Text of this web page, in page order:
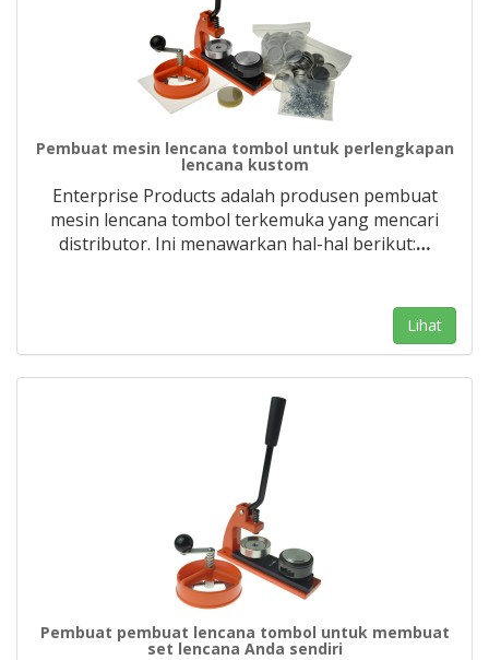
Pembuat mesin lencana tombol untuk perlengkapan
lencana kustom
Enterprise Products adalah produsen pembuat
mesin lencana tombol terkemuka yang mencari
distributor. Ini menawarkan hal-hal berikut:…
Lihat
Pembuat pembuat lencana tombol untuk membuat
set lencana Anda sendiri